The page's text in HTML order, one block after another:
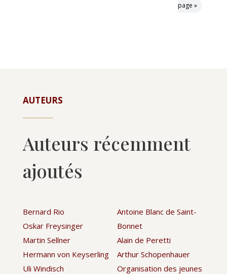
page »
AUTEURS
Auteurs récemment
ajoutés
Bernard Rio
Oskar Freysinger
Martin Sellner
Hermann von Keyserling
Uli Windisch
Antoine Blanc de Saint-
Bonnet
Alain de Peretti
Arthur Schopenhauer
Organisation des jeunes